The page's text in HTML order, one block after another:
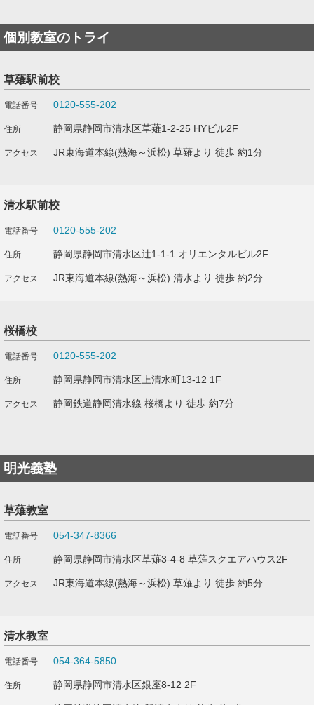
個別教室のトライ
草薙駅前校
0120-555-202
静岡県静岡市清水区草薙1-2-25 HYビル2F
JR東海道本線(熱海～浜松) 草薙より 徒歩 約1分
清水駅前校
0120-555-202
静岡県静岡市清水区辻1-1-1 オリエンタルビル2F
JR東海道本線(熱海～浜松) 清水より 徒歩 約2分
桜橋校
0120-555-202
静岡県静岡市清水区上清水町13-12 1F
静岡鉄道静岡清水線 桜橋より 徒歩 約7分
明光義塾
草薙教室
054-347-8366
静岡県静岡市清水区草薙3-4-8 草薙スクエアハウス2F
JR東海道本線(熱海～浜松) 草薙より 徒歩 約5分
清水教室
054-364-5850
静岡県静岡市清水区銀座8-12 2F